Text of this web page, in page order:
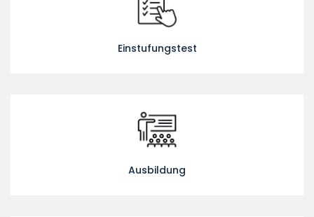
Einstufungstest
Ausbildung